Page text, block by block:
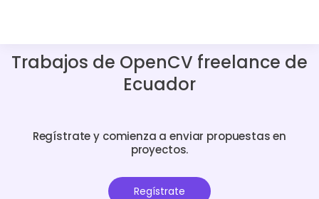
Trabajos de OpenCV freelance de
Ecuador
Regístrate y comienza a enviar propuestas en
proyectos.
Regístrate